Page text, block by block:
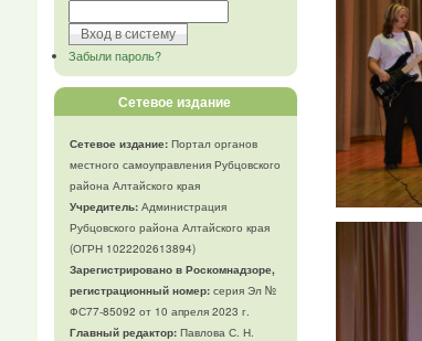
Забыли пароль?
Сетевое издание
Сетевое издание:Портал органов
местного самоуправления Рубцовского
района Алтайского края
Учредитель:Администрация
Рубцовского района Алтайского края
(ОГРН 1022202613894)
Зарегистрировано в Роскомнадзоре,
регистрационный номер:серия Эл №
ФС77-85092 от 10 апреля 2023 г.
Главный редактор:Павлова С. Н.